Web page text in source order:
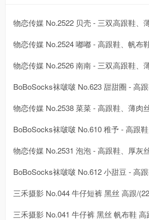
物恋传媒 No.2522 贝壳 - 三双高跟鞋、
物恋传媒 No.2526 南南 - 三双高跟鞋、
BoBoSocks袜啵啵 No.623 甜甜圈 - 高
物恋传媒 No.2538 菜菜 - 高跟鞋、薄肉
物恋传媒 No.2531 泡泡 - 高跟鞋、厚灰
三禾摄影 No.044 牛仔短裤 黑丝 高跟/
三禾摄影 No.041 牛仔裤 黑丝 帆布鞋 高